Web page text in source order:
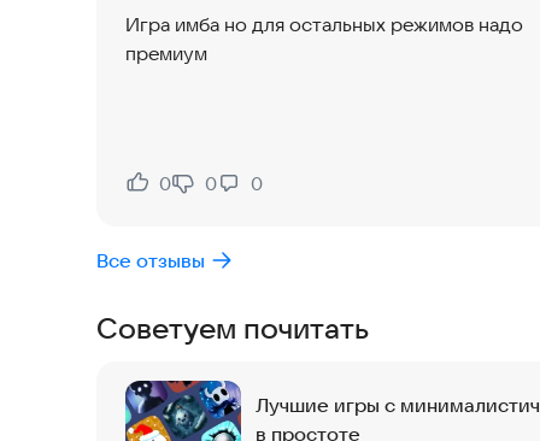
все стеклянные препятствия, встречающиеся
того стоит.
Игра имба но для остальных режимов надо
премиум
Нравится:
0
Не нравится:
0 0
Все отзывы
Советуем почитать
Лучшие игры с
в простоте